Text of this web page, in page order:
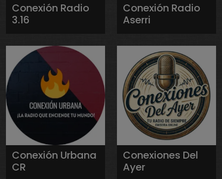
Conexión Radio
3.16
Conexión Radio
Aserri
Conexión Urbana
CR
Conexiones Del
Ayer